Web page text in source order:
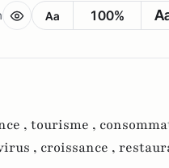
Aa 100%
, tourisme ,
, croissance ,